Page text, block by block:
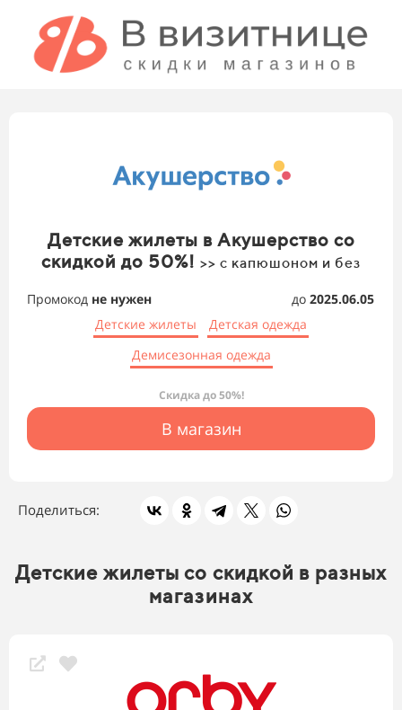
Детские жилеты в Акушерство со
скидкой до 50%! >> с капюшоном и без
Промокод не нужен до 2025.06.05
Детские жилеты
Детская одежда
Демисезонная одежда
Скидка до 50%!
В магазин
Поделиться:
Детские жилеты со скидкой в разных
магазинах